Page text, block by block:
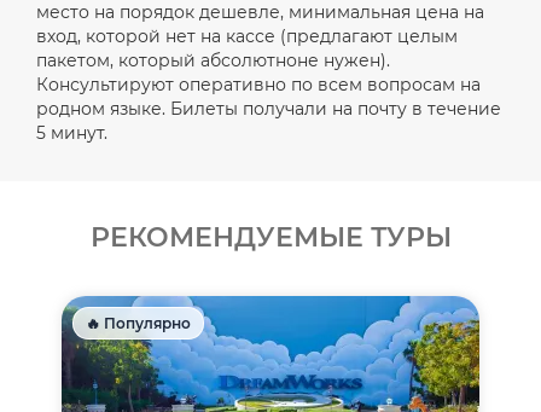
место на порядок дешевле, минимальная цена на
вход, которой нет на кассе (предлагают целым
пакетом, который абсолютноне нужен).
Консультируют оперативно по всем вопросам на
родном языке. Билеты получали на почту в течение
5 минут.
РЕКОМЕНДУЕМЫЕ ТУРЫ
🔥 Популярно